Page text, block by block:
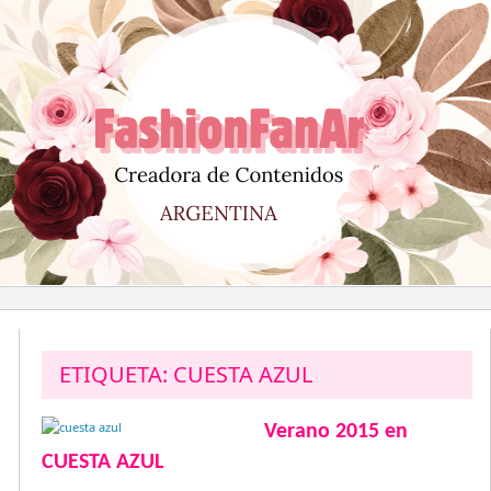
al
contenido
ETIQUETA: CUESTA AZUL
Verano 2015 en
CUESTA AZUL